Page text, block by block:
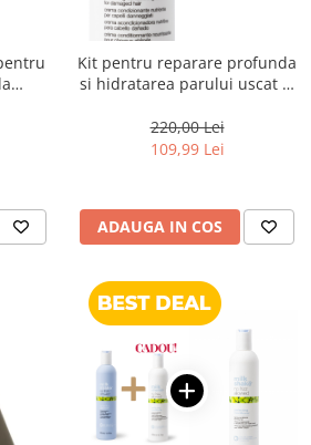
Kit pentru reparare profunda
si hidratarea parului uscat si
& Strength Nourishing
220,00 Lei
109,99 Lei
ADAUGA IN COS